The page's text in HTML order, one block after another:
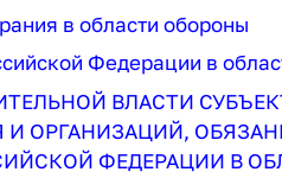
в области обороны
Федерации в
ВЛАСТИ
И ОРГАНИЗАЦИЙ,
ФЕДЕРАЦИИ В